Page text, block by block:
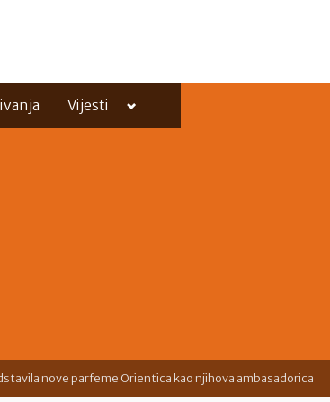
Vijesti
Toggle
menu
nove parfeme Orientica kao njihova ambasadorica